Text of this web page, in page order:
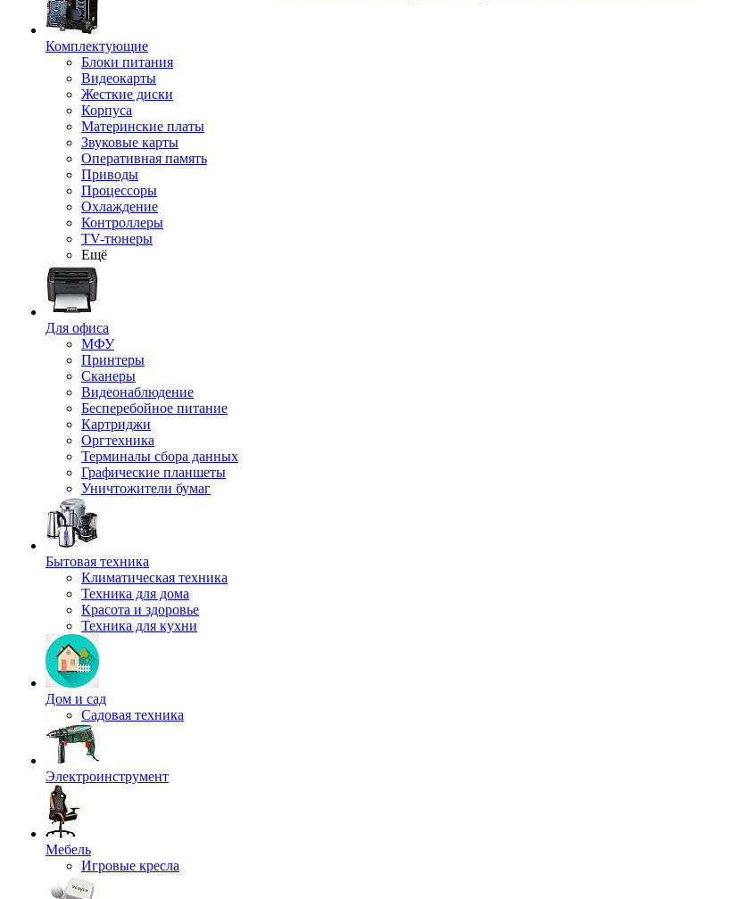
Комплектующие
Блоки питания
Видеокарты
Жесткие диски
Корпуса
Материнские платы
Звуковые карты
Оперативная память
Приводы
Процессоры
Охлаждение
Контроллеры
TV-тюнеры
Ещё
Для офиса
МФУ
Принтеры
Сканеры
Видеонаблюдение
Бесперебойное питание
Картриджи
Оргтехника
Терминалы сбора данных
Графические планшеты
Уничтожители бумаг
Бытовая техника
Климатическая техника
Техника для дома
Красота и здоровье
Техника для кухни
Дом и сад
Садовая техника
Электроинструмент
Мебель
Игровые кресла